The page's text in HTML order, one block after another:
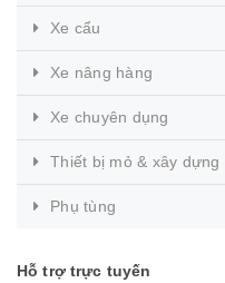
Xe cẩu
Xe nâng hàng
Xe chuyên dụng
Thiết bị mỏ & xây dựng
Phụ tùng
Hỗ trợ trực tuyến